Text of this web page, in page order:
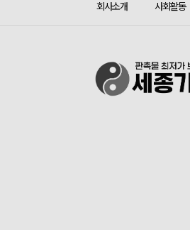
회사소개 사회활동